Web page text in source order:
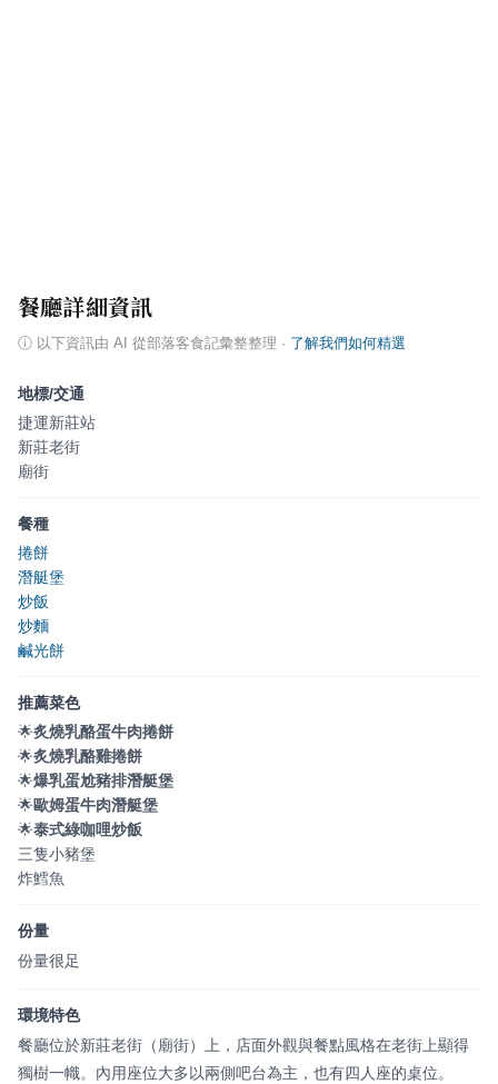
餐廳詳細資訊
ⓘ 以下資訊由 AI 從部落客食記彙整整理 · 了解我們如何精選
地標/交通
捷運新莊站
新莊老街
廟街
餐種
捲餅
潛艇堡
炒飯
炒麵
鹹光餅
推薦菜色
🌟炙燒乳酪蛋牛肉捲餅
🌟炙燒乳酪雞捲餅
🌟爆乳蛋尬豬排潛艇堡
🌟歐姆蛋牛肉潛艇堡
🌟泰式綠咖哩炒飯
三隻小豬堡
炸鱈魚
份量
份量很足
環境特色
餐廳位於新莊老街（廟街）上，店面外觀與餐點風格在老街上顯得
獨樹一幟。內用座位大多以兩側吧台為主，也有四人座的桌位。